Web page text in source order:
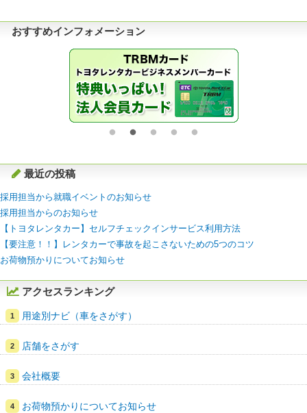
おすすめインフォメーション
最近の投稿
採用担当から就職イベントのお知らせ
採用担当からのお知らせ
【トヨタレンタカー】セルフチェックインサービス利用方法
【要注意！！】レンタカーで事故を起こさないための5つのコツ
お荷物預かりについてお知らせ
アクセスランキング
用途別ナビ（車をさがす）
店舗をさがす
会社概要
お荷物預かりについてお知らせ